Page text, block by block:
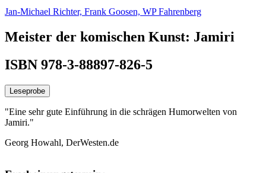
Jan-Michael Richter, Frank Goosen, WP Fahrenberg
Meister der komischen Kunst: Jamiri
ISBN 978-3-88897-826-5
Leseprobe
"Eine sehr gute Einführung in die schrägen Humorwelten von
Jamiri."
Georg Howahl, DerWesten.de